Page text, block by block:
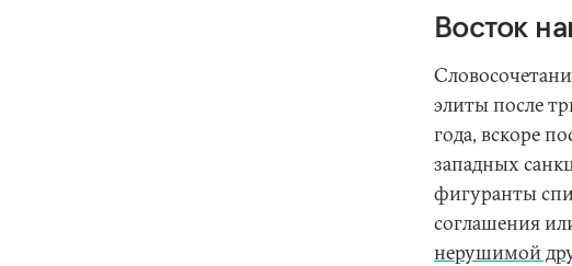
Восток
элиты после
года, вскоре
западных
фигуранты
соглашения
нерушимой